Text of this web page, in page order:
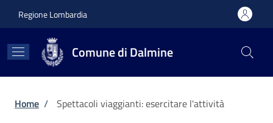
Regione Lombardia
Comune di Dalmine
Briciole di pane
Home / Spettacoli viaggianti: esercitare l'attività